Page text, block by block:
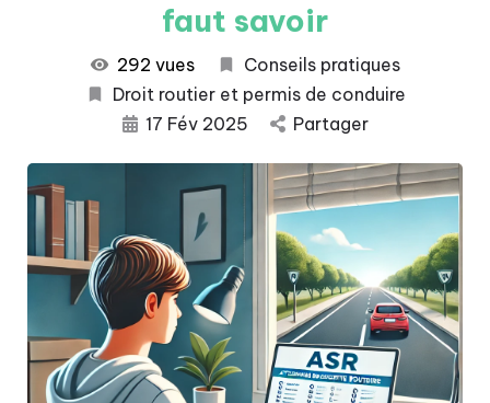
faut savoir
292 vues
Conseils pratiques
Droit routier et permis de conduire
17 Fév 2025
Partager